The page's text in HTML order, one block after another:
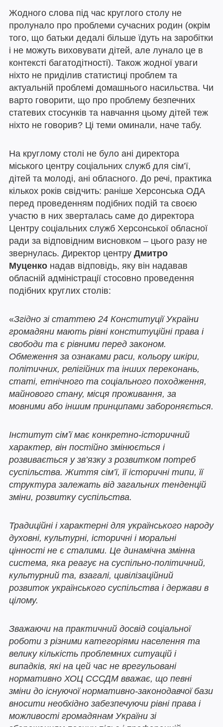
Жодного слова під час круглого столу не
пролунало про проблеми сучасних родин (окрім
того, що батьки дедалі більше їдуть на заробітки
і не можуть виховувати дітей, але лунало це в
контексті багатодітності). Також жодної уваги
ніхто не приділив статистиці проблем та
актуальній проблемі домашнього насильства. Чи
варто говорити, що про проблему безпечних
статевих стосунків та навчання цьому дітей теж
ніхто не говорив? Ці теми оминали, наче табу.
На круглому столі не було ані директора
міського центру соціальних служб для сім’ї,
дітей та молоді, ані обласного. До речі, практика
кількох років свідчить: раніше Херсонська ОДА
перед проведенням подібних подій та своєю
участю в них зверталась саме до директора
Центру соціальних служб Херсонської обласної
ради за відповідним висновком – цього разу не
звернулась. Директор центру Дмитро
Муценко надав відповідь, яку він надавав
обласній адміністрації стосовно проведення
подібних круглих столів:
«Згідно зі статтею 24 Конституції України
громадяни мають рівні конституційні права і
свободи та є рівними перед законом.
Обмеження за ознаками раси, кольору шкіри,
політичних, релігійних та інших переконань,
статі, етнічного та соціального походження,
майнового стану, місця проживання, за
мовними або іншим принципами забороняється.
Інститут сімʼї має конкретно-історичний
характер, він постійно змінюється і
розвивається у зв’язку з розвитком потреб
суспільства. Життя сім’ї, її історичні типи, її
структура залежать від загальних тенденцій
зміни, розвитку суспільства.
Традиційні і характерні для українського народу
духовні, культурні, історичні і моральні
цінності не є сталими. Це динамічна змінна
система, яка реагує на суспільно-політичний,
культурний та, взагалі, цивілізаційний
розвиток українського суспільства і держави в
цілому.
Зважаючи на практичний досвід соціальної
роботи з різними категоріями населення та
велику кількість проблемних ситуацій і
випадків, які на цей час не врегульовані
нормативно ХОЦ СССДМ вважає, що певні
зміни до існуючої нормативно-законодавчої бази
вносити необхідно забезпечуючи рівні права і
можливості громадянам України зі